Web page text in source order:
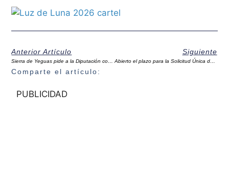
Anterior Artículo Siguiente
Abierto el plazo para la Solicitud Única de ayudas de la PAC
Comparte el artículo:
PUBLICIDAD